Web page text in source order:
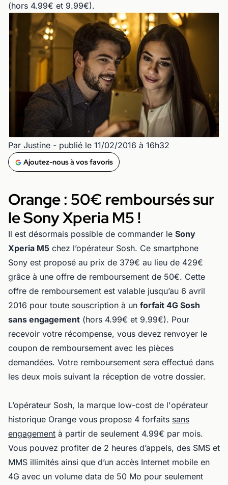
(hors 4.99€ et 9.99€).
Par Justine - publié le 11/02/2016 à 16h32
Ajoutez-nous à vos favoris
Orange : 50€ remboursés sur
le Sony Xperia M5 !
Il est désormais possible de commander le Sony
Xperia M5 chez l’opérateur Sosh. Ce smartphone
Sony est proposé au prix de 379€ au lieu de 429€
grâce à une offre de remboursement de 50€. Cette
offre de remboursement est valable jusqu’au 6 avril
2016 pour toute souscription à un forfait 4G Sosh
sans engagement (hors 4.99€ et 9.99€). Pour
recevoir votre récompense, vous devez renvoyer le
coupon de remboursement avec les pièces
demandées. Votre remboursement sera effectué dans
les deux mois suivant la réception de votre dossier.
L’opérateur Sosh, la marque low-cost de l'opérateur
historique Orange vous propose 4 forfaits sans
engagement à partir de seulement 4.99€ par mois.
Vous pouvez profiter de 2 heures d’appels, des SMS et
MMS illimités ainsi que d’un accès Internet mobile en
4G avec un volume data de 50 Mo pour seulement